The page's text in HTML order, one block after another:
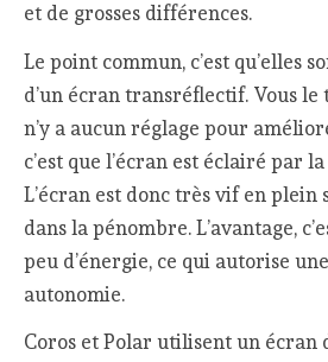
et de grosses différences.
Le point commun, c’est qu’elles
d’un écran transréflectif. Vous le
n’y a aucun réglage pour
c’est que l’écran est éclairé par
L’écran est donc très vif en plein
dans la pénombre. L’avantage,
peu d’énergie, ce qui autorise
autonomie.
Coros et Polar utilisent un écran